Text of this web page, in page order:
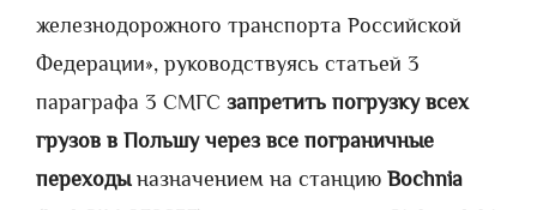
железнодорожного транспорта Российской
Федерации», руководствуясь статьей 3
параграфа 3 СМГС запретить погрузку всех
грузов в Польшу через все пограничные
переходыназначением на станцию Bochnia